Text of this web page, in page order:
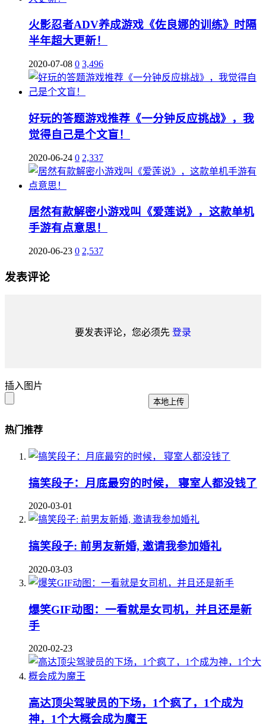
火影忍者ADV养成游戏《佐良娜的训练》时隔
半年超大更新！
2020-07-08 0 3,496
好玩的答题游戏推荐《一分钟反应挑战》，我
觉得自己是个文盲！
2020-06-24 0 2,337
居然有款解密小游戏叫《爱莲说》，这款单机
手游有点意思！
2020-06-23 0 2,537
发表评论
要发表评论，您必须先 登录
插入图片
本地上传
热门推荐
搞笑段子：月底最穷的时候， 寝室人都没钱了
2020-03-01
搞笑段子: 前男友新婚, 邀请我参加婚礼
2020-03-03
爆笑GIF动图：一看就是女司机，并且还是新
手
2020-02-23
高达顶尖驾驶员的下场，1个疯了，1个成为
神，1个大概会成为魔王